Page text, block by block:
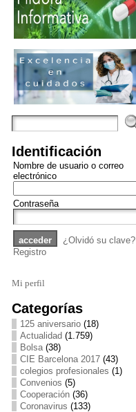
Identificación
Nombre de usuario o correo
electrónico
Contraseña
¿Olvidó su clave?
Registro
Mi perfil
Categorías
125 aniversario(18)
Actualidad (1.759)
Bolsa(38)
CIE Barcelona 2017(43)
colegios profesionales (1)
Convenios (5)
Cooperación(36)
Coronavirus (133)